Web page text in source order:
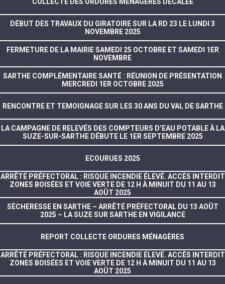
DÉBUT DES TRAVAUX DU GIRATOIRE SUR LA RD 23 LE LUNDI 3
NOVEMBRE 2025
FERMETURE DE LA MAIRIE SAMEDI 25 OCTOBRE ET SAMEDI 1ER
NOVEMBRE
SARTHE COMPLÉMENTAIRE SANTÉ : RÉUNION DE PRÉSENTATION
MERCREDI 1ER OCTOBRE 2025
RENCONTRE ET TEMOIGNAGE SUR LES 30 ANS DU VAL DE SARTHE
LA CAMPAGNE DE RELEVÉS DES COMPTEURS D’EAU POTABLE À LA
SUZE-SUR-SARTHE DÉBUTE LE 1ER SEPTEMBRE 2025
ECOURUES 2025
ARRÊTÉ PRÉFECTORAL : RISQUE INCENDIE ÉLEVÉ. ACCÈS INTERDIT
ZONES BOISÉES ET VOIE VERTE DE 12 H À MINUIT DU 11 AU 13
AOÛT 2025
SÈCHERESSE EN SARTHE – ARRÊTÉ PRÉFECTORAL DU 13 AOÛT
2025 – LA SUZE SUR SARTHE EN VIGILANCE
REPORT COLLECTE ORDURES MÉNAGÈRES
ARRÊTÉ PRÉFECTORAL : RISQUE INCENDIE ÉLEVÉ. ACCÈS INTERDIT
ZONES BOISÉES ET VOIE VERTE DE 12 H À MINUIT DU 11 AU 13
AOÛT 2025